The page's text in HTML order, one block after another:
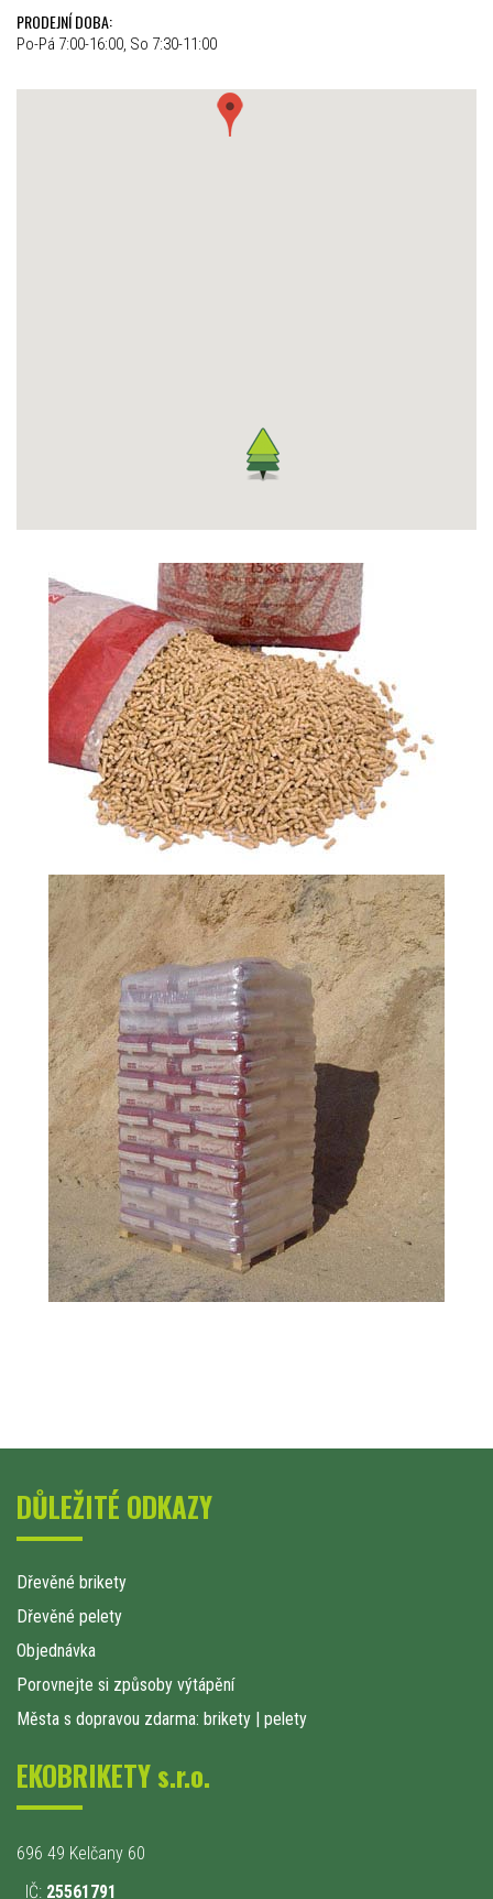
PRODEJNÍ DOBA:
Po-Pá 7:00-16:00, So 7:30-11:00
DŮLEŽITÉ ODKAZY
Dřevěné brikety
Dřevěné pelety
Objednávka
Porovnejte si způsoby výtápění
Města s dopravou zdarma: brikety | pelety
EKOBRIKETY s.r.o.
696 49 Kelčany 60
IČ: 25561791